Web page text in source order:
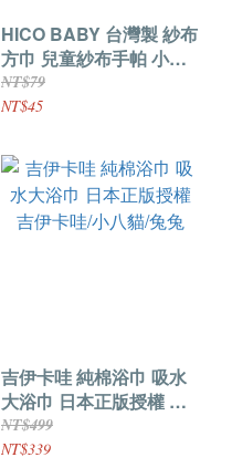
HICO BABY 台灣製 紗布
方巾 兒童紗布手帕 小方
格童趣 迷你動物篇 企鵝/
狗狗/小熊/貓咪
NT$79
NT$45
吉伊卡哇 純棉浴巾 吸水
大浴巾 日本正版授權 吉
伊卡哇/小八貓/兔兔
NT$499
NT$339